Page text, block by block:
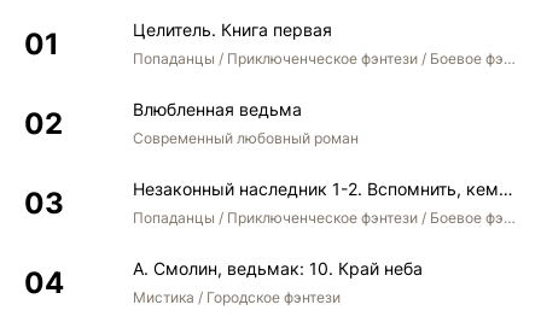
Целитель. Книга первая
Попаданцы / Приключенческое фэнтези / Боевое фэнтези
Влюбленная ведьма
Современный любовный роман
Незаконный наследник 1-2. Вспомнить, кем был. Стать собой. Остаться собой
Попаданцы / Приключенческое фэнтези / Боевое фэнтези / Юмористическое фэнтези
А. Смолин, ведьмак: 10. Край неба
Мистика / Городское фэнтези